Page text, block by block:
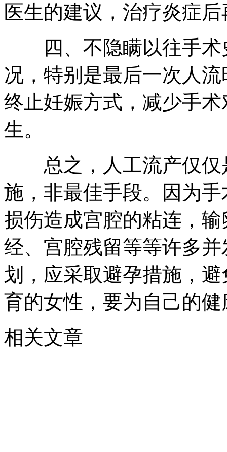
医生的建议，治疗炎症
四、不隐瞒以往手术
况，特别是最后一次人
终止妊娠方式，减少手
生。
总之，人工流产仅仅
施，非最佳手段。因为
损伤造成宫腔的粘连，
经、宫腔残留等等许多
划，应采取避孕措施，
育的女性，要为自己的
相关文章